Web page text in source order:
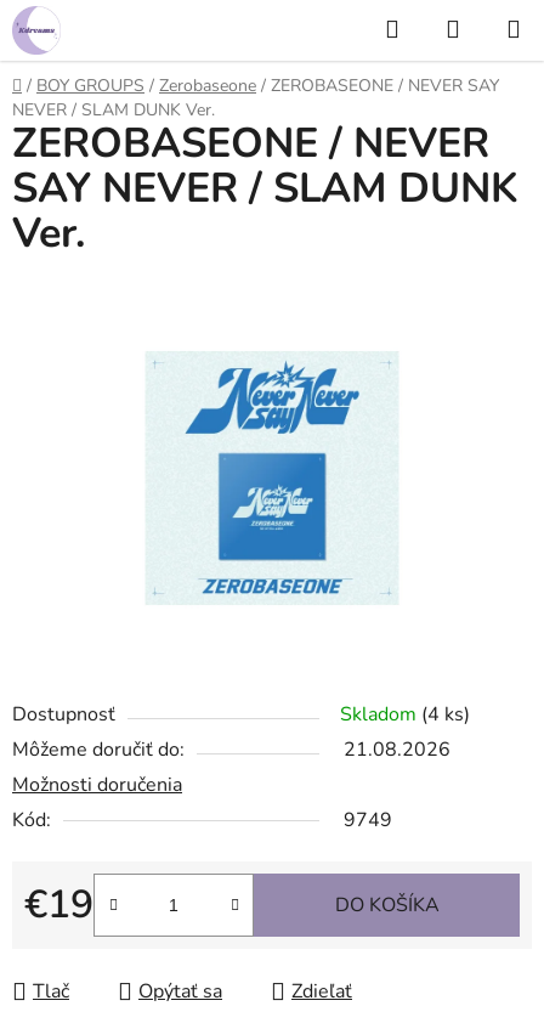
Prejsť
na
obsah
Hľadať
KOŠÍK
Domov
/ BOY GROUPS / Zerobaseone / ZEROBASEONE / NEVER SAY
NEVER / SLAM DUNK Ver.
Dostupnosť Skladom (4 ks)
Môžeme doručiť do:
21.08.2026
Možnosti doručenia
Kód:
9749
€19
Jednotková cena:
DO KOŠÍKA
Tlač Opýtať sa Zdieľať
ZEROBASEONE / NEVER
SAY NEVER / SLAM DUNK
Ver.